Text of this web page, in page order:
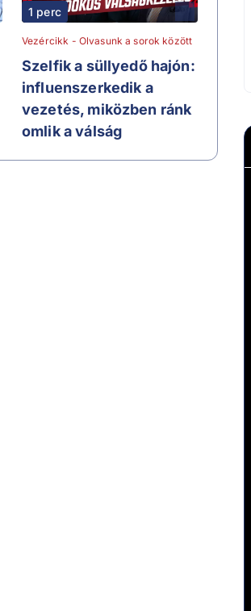
1 perc
Vezércikk - Olvasunk a sorok között
Szelfik a süllyedő hajón:
influenszerkedik a
vezetés, miközben ránk
omlik a válság